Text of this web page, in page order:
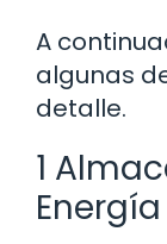
A
algunas
detalle.
1
Energía